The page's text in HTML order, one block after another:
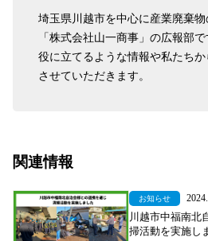
埼玉県川越市を中心に産業廃棄
「株式会社山一商事」の広報部
役に立てるような情報や私たち
させていただきます。
関連情報
お知らせ
川越市中福南北
掃活動を実施し